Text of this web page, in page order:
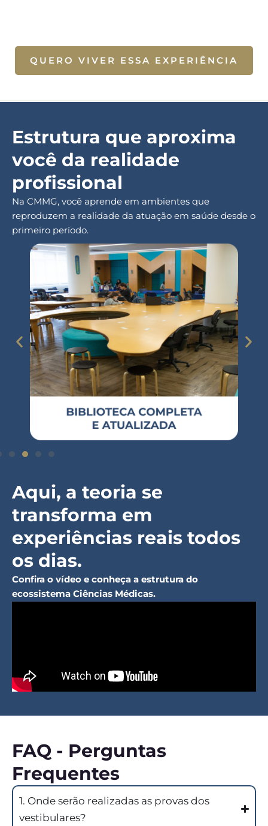
QUERO VIVER ESSA EXPERIÊNCIA
Estrutura que aproxima
você da realidade
profissional
Na CMMG, você aprende em ambientes que
reproduzem a realidade da atuação em saúde desde o
primeiro período.
Aqui, a teoria se
transforma em
experiências reais todos
os dias.
Confira o vídeo e conheça a estrutura do
ecossistema Ciências Médicas.
FAQ - Perguntas
Frequentes
1. Onde serão realizadas as provas dos
vestibulares?